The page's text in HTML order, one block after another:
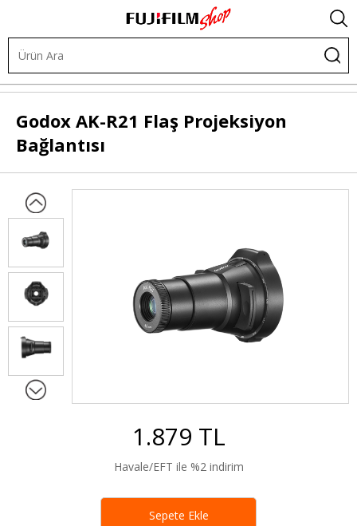
Flaş Aksesuarları
Godox AK-R21 Flaş Projeksiyon
Bağlantısı
1.879 TL
Havale/EFT ile %2 indirim
Sepete Ekle